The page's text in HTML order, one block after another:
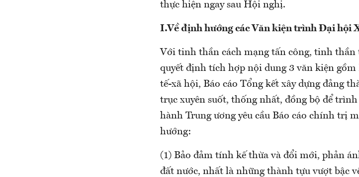
thực hiện ngay sau Hội nghị.
I.Về định hướng các Văn kiện trình Đại hội
Với tinh thần cách mạng tấn công, tinh thần
quyết định tích hợp nội dung 3 văn kiện
tế-xã hội, Báo cáo Tổng kết xây dựng đảng
trục xuyên suốt, thống nhất, đồng bộ để
hành Trung ương yêu cầu Báo cáo chính trị
hướng:
(1) Bảo đảm tính kế thừa và đổi mới, phản
đất nước, nhất là những thành tựu vượt bậc